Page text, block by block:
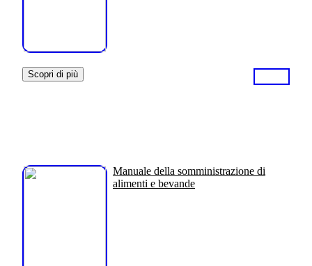
Scopri di più
Manuale della somministrazione di
alimenti e bevande